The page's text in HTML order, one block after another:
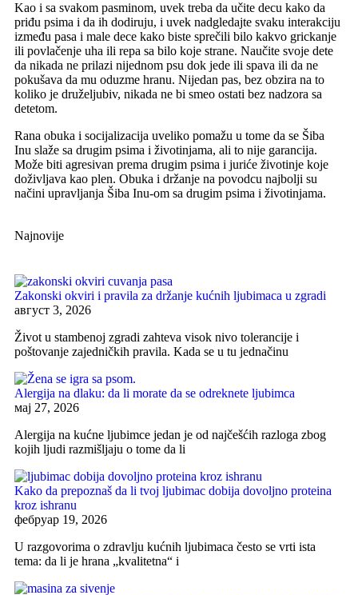
Kao i sa svakom pasminom, uvek treba da učite decu kako da
priđu psima i da ih dodiruju, i uvek nadgledajte svaku interakciju
između pasa i male dece kako biste sprečili bilo kakvo grickanje
ili povlačenje uha ili repa sa bilo koje strane. Naučite svoje dete
da nikada ne prilazi nijednom psu dok jede ili spava ili da ne
pokušava da mu oduzme hranu. Nijedan pas, bez obzira na to
koliko je druželjubiv, nikada ne bi smeo ostati bez nadzora sa
detetom.
Rana obuka i socijalizacija uveliko pomažu u tome da se Šiba
Inu slaže sa drugim psima i životinjama, ali to nije garancija.
Može biti agresivan prema drugim psima i juriće životinje koje
doživljava kao plen. Obuka i držanje na povodcu najbolji su
načini upravljanja Šiba Inu-om sa drugim psima i životinjama.
Najnovije
Zakonski okviri i pravila za držanje kućnih ljubimaca u zgradi
август 3, 2026
Život u stambenoj zgradi zahteva visok nivo tolerancije i
poštovanje zajedničkih pravila. Kada se u tu jednačinu
Alergija na dlaku: da li morate da se odreknete ljubimca
мај 27, 2026
Alergija na kućne ljubimce jedan je od najčešćih razloga zbog
kojih ljudi razmišljaju o tome da li
Kako da prepoznaš da li tvoj ljubimac dobija dovoljno proteina
kroz ishranu
фебруар 19, 2026
U razgovorima o zdravlju kućnih ljubimaca često se vrti ista
tema: da li je hrana „kvalitetna“ i